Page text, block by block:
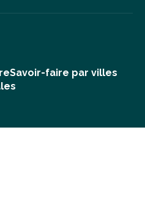
Savoir-faire par villes